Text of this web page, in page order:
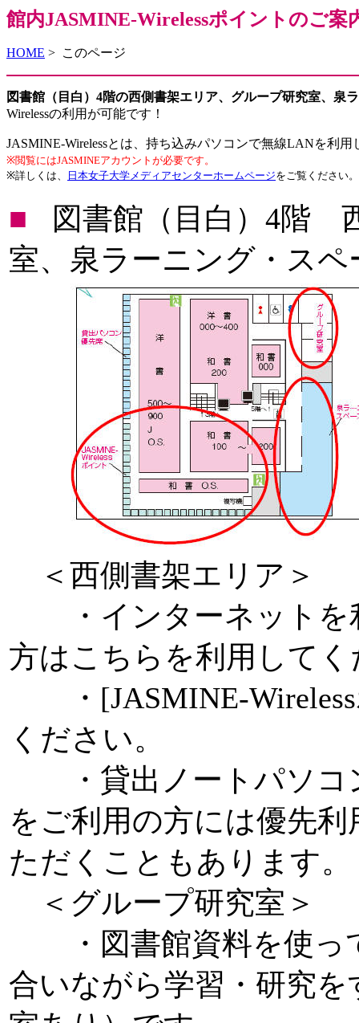
館内JASMINE-Wirelessポイントのご案
HOME > このページ
図書館（目白）4階の西側書架エリア、グループ研究室、泉
Wirelessの利用が可能です！
JASMINE-Wirelessとは、持ち込みパソコンで無線LANを利
※閲覧にはJASMINEアカウントが必要です。
※詳しくは、
日本女子大学メディアセンターホームページをご覧ください。
■
図書館（目白）4階
室、泉ラーニング・スペ
＜西側書架エリア＞
・インターネットを
方はこちらを利用して
・[JASMINE-Wireless
ください。
・貸出ノートパソコ
をご利用の方には優先
ただくこともあります。
＜グループ研究室＞
・図書館資料を使っ
合いながら学習・研究